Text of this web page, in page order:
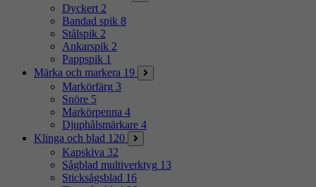
Dyckert 2
Bandad spik 8
Stålspik 2
Ankarspik 2
Pappspik 1
Märka och markera 19
Markörfärg 3
Snöre 5
Markörpenna 4
Djuphålsmärkare 4
Klinga och blad 120
Kapskiva 32
Sågblad multiverktyg 13
Sticksågsblad 16